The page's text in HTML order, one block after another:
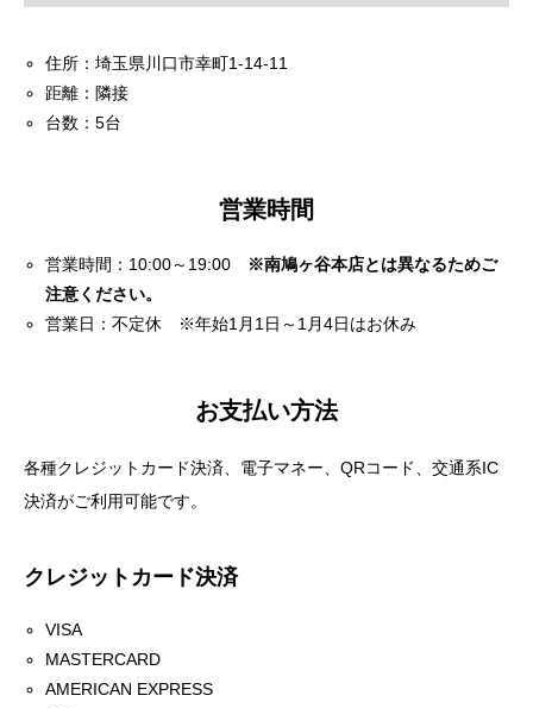
住所：埼玉県川口市幸町1-14-11
距離：隣接
台数：5台
営業時間
営業時間：10:00～19:00
※南鳩ヶ谷本店とは異なるためご
注意ください。
営業日：不定休 ※年始1月1日～1月4日はお休み
お支払い方法
各種クレジットカード決済、電子マネー、QRコード、交通系IC
決済がご利用可能です。
クレジットカード決済
VISA
MASTERCARD
AMERICAN EXPRESS